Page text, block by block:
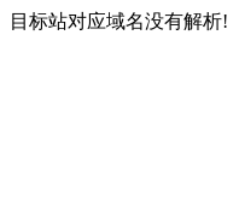
目标站对应域名没有解析!